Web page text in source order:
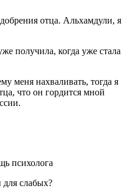
отца. Альхамдули, я
получила, когда уже стала
меня нахваливать, тогда я
что он гордится мной
психолога
слабых?